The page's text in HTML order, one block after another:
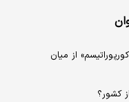
از میان
کشور؟